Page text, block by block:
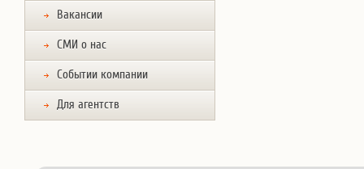
Вакансии
СМИ о нас
Событии компании
Для агентств